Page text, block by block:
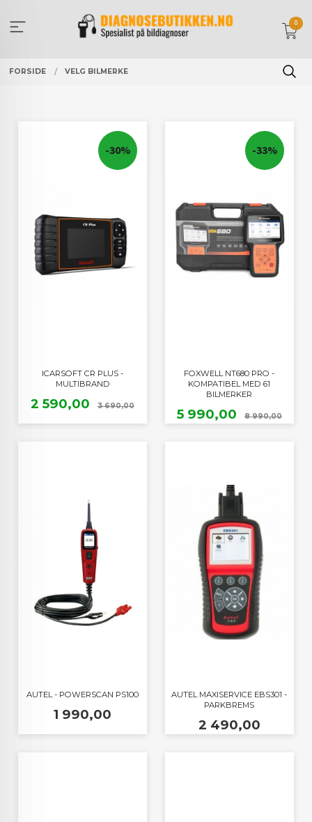
innholdet
0
FORSIDE VELG BILMERKE
ICARSOFT CR PLUS -
MULTIBRAND
Tilbud
2 590,00 3 690,00Rabatt
-30%
FOXWELL NT680 PRO -
KOMPATIBEL MED 61
BILMERKER
Tilbud
5 990,00 8 990,00
-33%
AUTEL - POWERSCAN PS100
Pris
1 990,00
AUTEL MAXISERVICE EBS301 -
PARKBREMS
Pris
2 490,00